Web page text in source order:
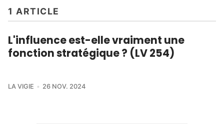
1 ARTICLE
L'influence est-elle vraiment une
fonction stratégique ? (LV 254)
LA VIGIE 26 NOV. 2024